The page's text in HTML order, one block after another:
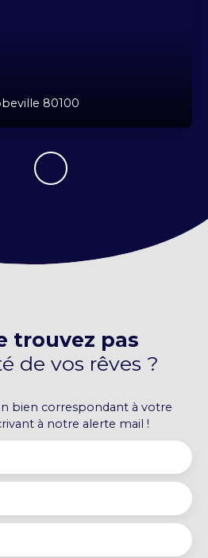
80100
trouvez pas
de vos rêves ?
bien correspondant à votre
à notre alerte mail !